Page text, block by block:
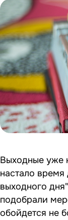
Выходные уже
настало
выходного
подобрали
обойдется не